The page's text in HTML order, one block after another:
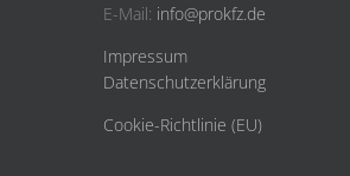
E-Mail: info@prokfz.de
Impressum
Datenschutzerklärung
Cookie-Richtlinie (EU)